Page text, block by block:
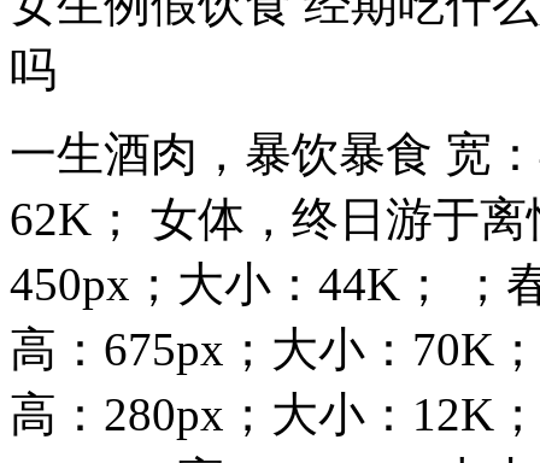
吗
一生酒肉，暴饮暴食 宽
62K； 女体，终日游于
450px；大小：44K； ；
高：675px；大小：70K
高：280px；大小：12K